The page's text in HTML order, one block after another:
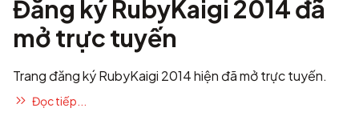
Đăng ký RubyKaigi 2014 đã
mở trực tuyến
Trang đăng kýRubyKaigi 2014hiện đã mở trực tuyến.
Đọc tiếp...